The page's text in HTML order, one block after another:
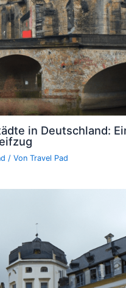
in Deutschland:
/ VonTravel Pad